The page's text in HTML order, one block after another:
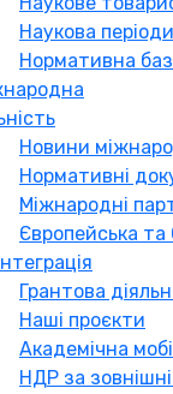
Наукова
Нормативна
Новини
Нормативні
Міжнародні
Європейська
Грантова
Наші проєкти
Академічна
НДР за